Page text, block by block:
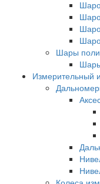
Шары
Измерительный